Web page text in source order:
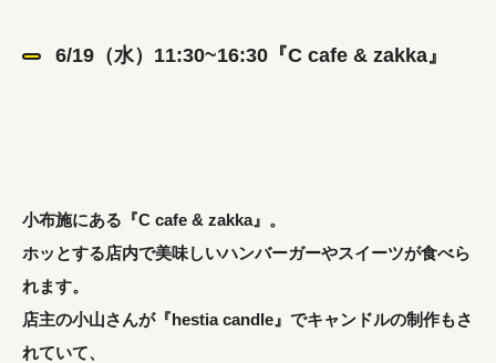
6/19（水）11:30~16:30『C cafe & zakka』
小布施にある『C cafe & zakka』。
ホッとする店内で美味しいハンバーガーやスイーツが食べら
れます。
店主の小山さんが『hestia candle』でキャンドルの制作もさ
れていて、